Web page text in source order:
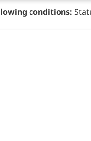
conditions: